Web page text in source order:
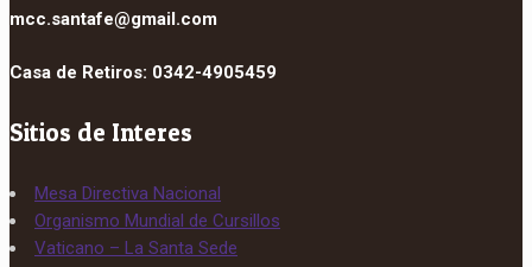
mcc.santafe@gmail.com
Casa de Retiros: 0342-4905459
Sitios de Interes
Mesa Directiva Nacional
Organismo Mundial de Cursillos
Vaticano – La Santa Sede